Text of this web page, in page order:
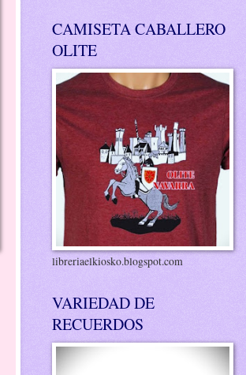
CAMISETA CABALLERO
OLITE
libreriaelkiosko.blogspot.com
VARIEDAD DE
RECUERDOS